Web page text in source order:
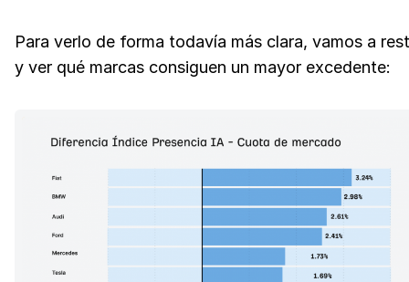
Para verlo de forma todavía más clara, vamos a
y ver qué marcas consiguen un mayor excedente: